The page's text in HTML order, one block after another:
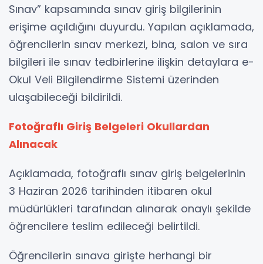
Sınav” kapsamında sınav giriş bilgilerinin
erişime açıldığını duyurdu. Yapılan açıklamada,
öğrencilerin sınav merkezi, bina, salon ve sıra
bilgileri ile sınav tedbirlerine ilişkin detaylara e-
Okul Veli Bilgilendirme Sistemi üzerinden
ulaşabileceği bildirildi.
Fotoğraflı Giriş Belgeleri Okullardan
Alınacak
Açıklamada, fotoğraflı sınav giriş belgelerinin
3 Haziran 2026 tarihinden itibaren okul
müdürlükleri tarafından alınarak onaylı şekilde
öğrencilere teslim edileceği belirtildi.
Öğrencilerin sınava girişte herhangi bir